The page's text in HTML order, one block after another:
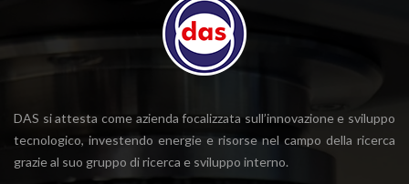
DAS si attesta come azienda focalizzata sull’innovazione e sviluppo
tecnologico, investendo energie e risorse nel campo della ricerca
grazie al suo gruppo di ricerca e sviluppo interno.